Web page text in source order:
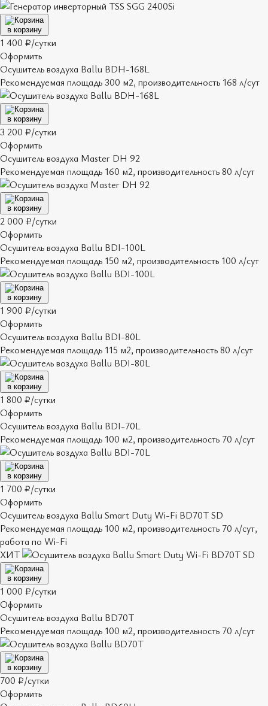
в корзину
1 400 ₽/сутки
Оформить
Осушитель воздуха Ballu BDH-168L
Рекомендуемая площадь 300 м2, производительность 168 л/сут
в корзину
3 200 ₽/сутки
Оформить
Осушитель воздуха Master DH 92
Рекомендуемая площадь 160 м2, производительность 80 л/сут
в корзину
2 000 ₽/сутки
Оформить
Осушитель воздуха Ballu BDI-100L
Рекомендуемая площадь 150 м2, производительность 100 л/сут
в корзину
1 900 ₽/сутки
Оформить
Осушитель воздуха Ballu BDI-80L
Рекомендуемая площадь 115 м2, производительность 80 л/сут
в корзину
1 800 ₽/сутки
Оформить
Осушитель воздуха Ballu BDI-70L
Рекомендуемая площадь 100 м2, производительность 70 л/сут
в корзину
1 700 ₽/сутки
Оформить
Осушитель воздуха Ballu Smart Duty Wi-Fi BD70T SD
Рекомендуемая площадь 100 м2, производительность 70 л/сут,
работа по Wi-Fi
ХИТ
в корзину
1 000 ₽/сутки
Оформить
Осушитель воздуха Ballu BD70T
Рекомендуемая площадь 100 м2, производительность 70 л/сут
в корзину
700 ₽/сутки
Оформить